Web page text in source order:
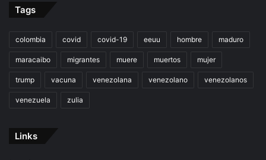
Tags
colombia covid covid-19 eeuu hombre maduro
maracaibo migrantes muere muertos mujer
trump vacuna venezolana venezolano venezolanos
venezuela zulia
Links